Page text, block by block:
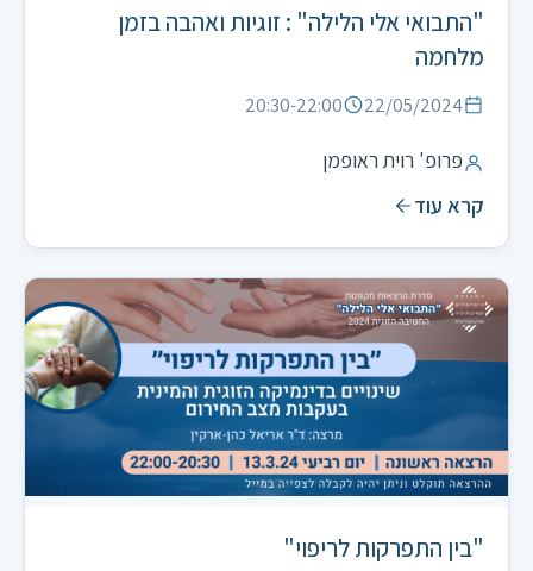
"התבואי אלי הלילה" : זוגיות ואהבה בזמן
מלחמה
22/05/2024
20:30-22:00
פרופ' רוית ראופמן
קרא עוד
"בין התפרקות לריפוי"